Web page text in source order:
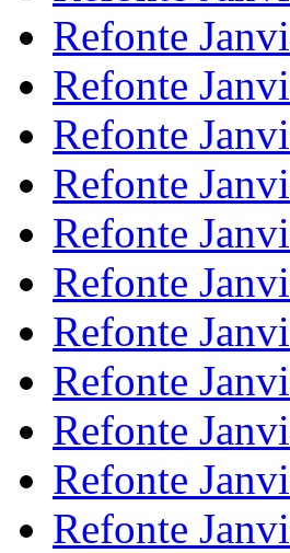
Refonte
Refonte
Refonte
Refonte
Refonte
Refonte
Refonte
Refonte
Refonte
Refonte
Refonte